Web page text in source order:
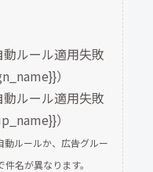
動ルール適用失敗
）
動ルール適用失敗
）
ルールか、広告グルー
名が異なります。